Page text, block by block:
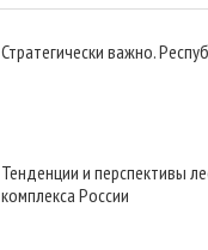
Стратегически важно.
Тенденции и перспективы
комплекса России